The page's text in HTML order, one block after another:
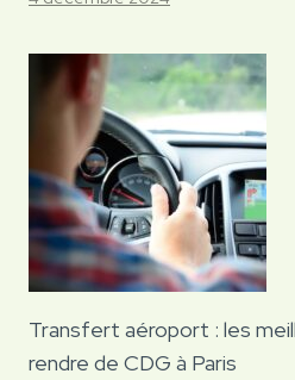
Transfert aéroport : les
rendre de CDG à Paris